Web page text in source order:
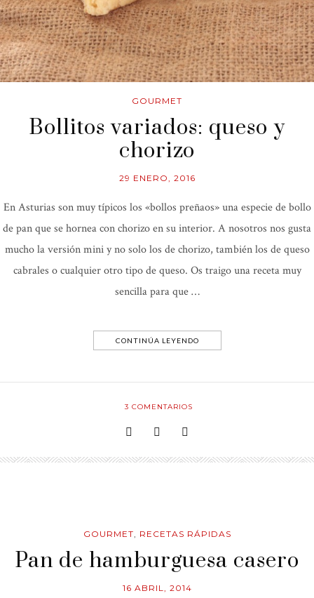
GOURMET
Bollitos variados: queso y
chorizo
29 ENERO, 2016
En Asturias son muy típicos los «bollos preñaos» una especie de bollo
de pan que se hornea con chorizo en su interior. A nosotros nos gusta
mucho la versión mini y no solo los de chorizo, también los de queso
cabrales o cualquier otro tipo de queso. Os traigo una receta muy
sencilla para que …
CONTINÚA LEYENDO
3 COMENTARIOS
GOURMET, RECETAS RÁPIDAS
Pan de hamburguesa casero
16 ABRIL, 2014